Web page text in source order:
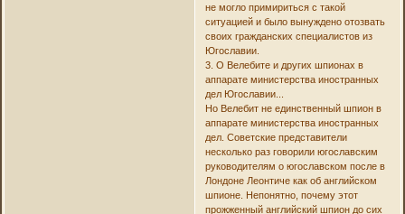
не могло примириться с такой
ситуацией и было вынуждено отозвать
своих гражданских специалистов из
Югославии.
3. О Велебите и других шпионах в
аппарате министерства иностранных
дел Югославии...
Но Велебит не единственный шпион в
аппарате министерства иностранных
дел. Советские представители
несколько раз говорили югославским
руководителям о югославском после в
Лондоне Леонтиче как об английском
шпионе. Непонятно, почему этот
прожженный английский шпион до сих